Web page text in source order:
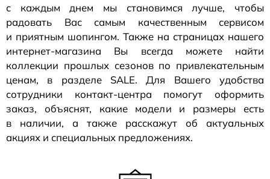
с каждым днем мы становимся лучше, чтобы
радовать Вас самым качественным сервисом
и приятным шопингом. Также на страницах нашего
интернет-магазина Вы всегда можете найти
коллекции прошлых сезонов по привлекательным
ценам, в разделе SALE. Для Вашего удобства
сотрудники контакт-центра помогут оформить
заказ, объяснят, какие модели и размеры есть
в наличии, а также расскажут об актуальных
акциях и специальных предложениях.